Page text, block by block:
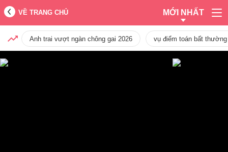
VỀ TRANG CHỦ MỚI NHẤT
Anh trai vượt ngàn chông gai 2026 vụ điểm toán bất